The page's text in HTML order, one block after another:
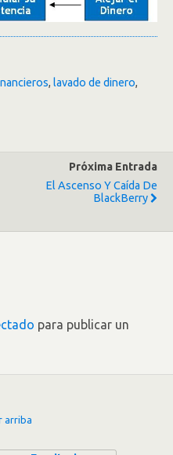
, lavado de dinero,
Próxima Entrada
El Ascenso Y Caída De
BlackBerry
para publicar un
arriba